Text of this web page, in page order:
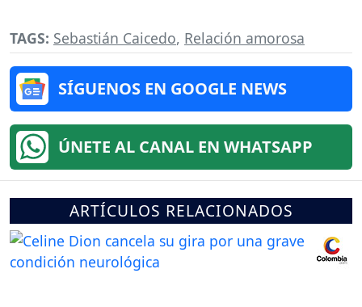
TAGS: Sebastián Caicedo, Relación amorosa
SÍGUENOS EN GOOGLE NEWS
ÚNETE AL CANAL EN WHATSAPP
ARTÍCULOS RELACIONADOS